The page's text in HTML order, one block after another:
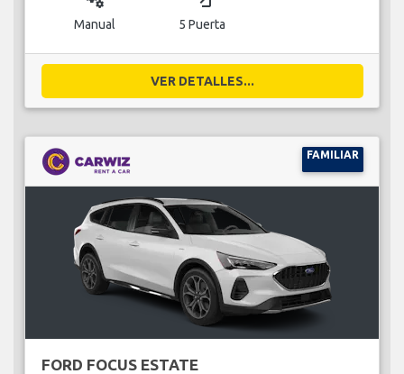
Manual 5 Puerta
VER DETALLES...
FAMILIAR
FORD FOCUS ESTATE